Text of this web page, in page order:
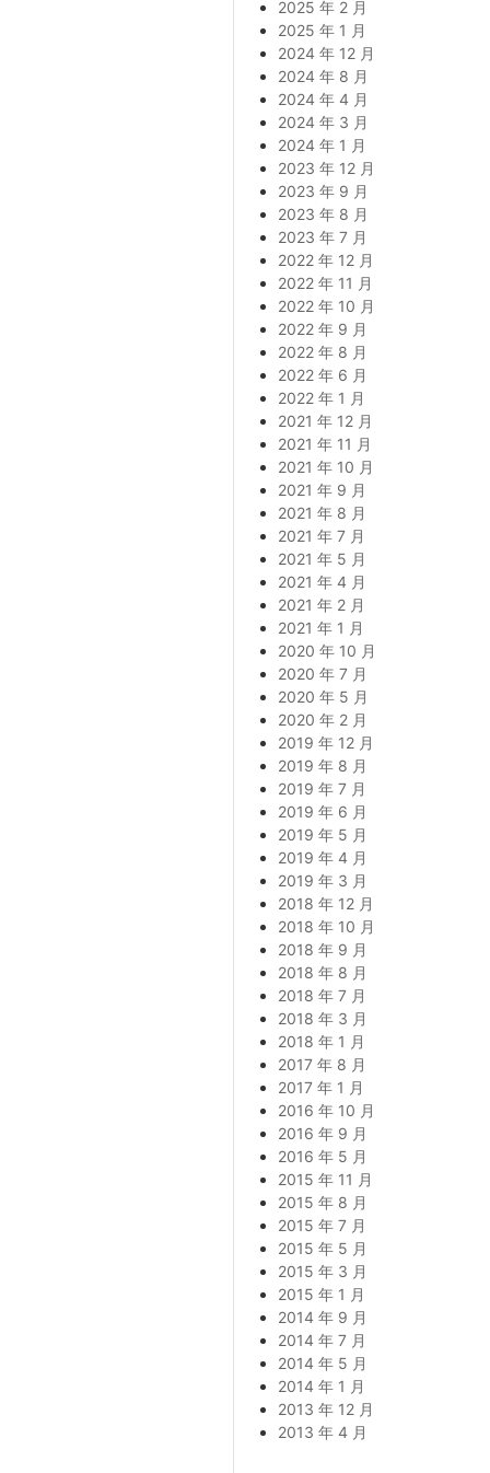
2025 年 2 月
2025 年 1 月
2024 年 12 月
2024 年 8 月
2024 年 4 月
2024 年 3 月
2024 年 1 月
2023 年 12 月
2023 年 9 月
2023 年 8 月
2023 年 7 月
2022 年 12 月
2022 年 11 月
2022 年 10 月
2022 年 9 月
2022 年 8 月
2022 年 6 月
2022 年 1 月
2021 年 12 月
2021 年 11 月
2021 年 10 月
2021 年 9 月
2021 年 8 月
2021 年 7 月
2021 年 5 月
2021 年 4 月
2021 年 2 月
2021 年 1 月
2020 年 10 月
2020 年 7 月
2020 年 5 月
2020 年 2 月
2019 年 12 月
2019 年 8 月
2019 年 7 月
2019 年 6 月
2019 年 5 月
2019 年 4 月
2019 年 3 月
2018 年 12 月
2018 年 10 月
2018 年 9 月
2018 年 8 月
2018 年 7 月
2018 年 3 月
2018 年 1 月
2017 年 8 月
2017 年 1 月
2016 年 10 月
2016 年 9 月
2016 年 5 月
2015 年 11 月
2015 年 8 月
2015 年 7 月
2015 年 5 月
2015 年 3 月
2015 年 1 月
2014 年 9 月
2014 年 7 月
2014 年 5 月
2014 年 1 月
2013 年 12 月
2013 年 4 月